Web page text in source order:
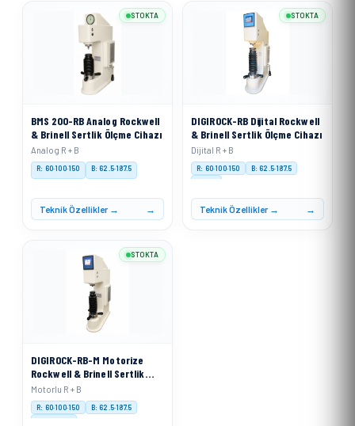
BMS 200-RB Analog Rockwell
& Brinell Sertlik Ölçme Cihazı
Analog R + B
R: 60·100·150 B: 62.5·187.5
Teknik Özellikler →
STOKTA
DIGIROCK-RB Dijital Rockwell
& Brinell Sertlik Ölçme Cihazı
Dijital R + B
R: 60·100·150
B: 62.5·187.5
Digital
Teknik Özellikler →
STOKTA
DIGIROCK-RB-M Motorize
Rockwell & Brinell Sertlik
Ölçme Cihazı
Motorlu R + B
R: 60·100·150
B: 62.5·187.5
Motorised
STOKTA